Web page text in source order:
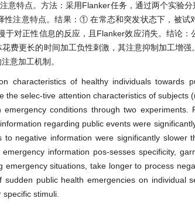
意特点。方法：采用Flanker任务，通过两个实验
注意特点。结果：① 在常态和突发状态下，被试
对正性信息的反应，且Flanker效应消失。结论：
费更长的时间加工负性刺激，其注意抑制加工增
意加工机制。
characteristics of healthy individuals towards
the selec-tive attention characteristics of subjects
conditions through two
regarding public events were
negative information were significantly slower
information pos-sesses specificity,
situations, take longer to process
public health emergencies on individual
stimuli.